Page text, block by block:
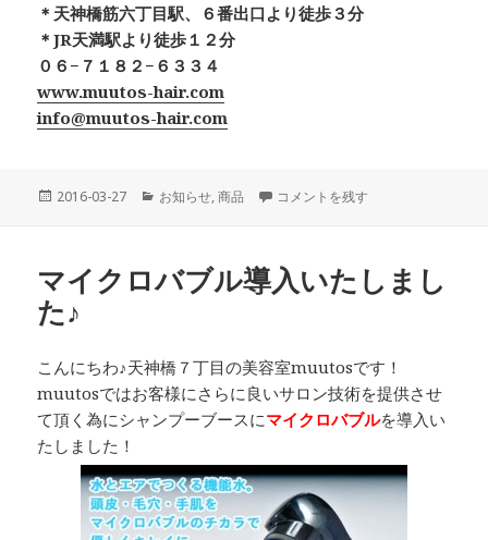
＊天神橋筋六丁目駅、６番出口より徒歩３分
＊JR天満駅より徒歩１２分
０６−７１８２−６３３４
www.muutos-hair.com
info@muutos-hair.com
投
2016-03-27
カ
ー
お知らせ,商品 BIONITY ORGANIC SPRAY (ビ
コメントを残す
マイクロバブル導入いたしまし
た♪
こんにちわ♪天神橋７丁目の美容室muutosです！
muutosではお客様にさらに良いサロン技術を提供させ
て頂く為にシャンプーブースにマイクロバブルを導入い
たしました！